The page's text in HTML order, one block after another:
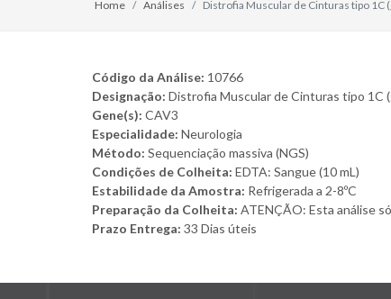
Home Análises Distrofia Muscular de Cinturas tipo 1C
Código da Análise: 10766
Designação: Distrofia Muscular de Cinturas tipo 1C
Gene(s): CAV3
Especialidade: Neurologia
Método: Sequenciação massiva (NGS)
Condições de Colheita: EDTA: Sangue (10 mL)
Estabilidade da Amostra: Refrigerada a 2-8ºC
Preparação da Colheita: ATENÇÃO: Esta análise
Prazo Entrega: 33 Dias úteis